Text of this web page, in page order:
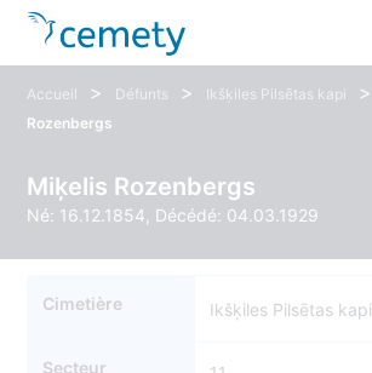
Accueil > Défunts > Ikšķiles Pilsētas kapi >
Rozenbergs
Miķelis Rozenbergs
Né: 16.12.1854, Décédé: 04.03.1929
Cimetière Ikšķiles Pilsētas kapi
Secteur